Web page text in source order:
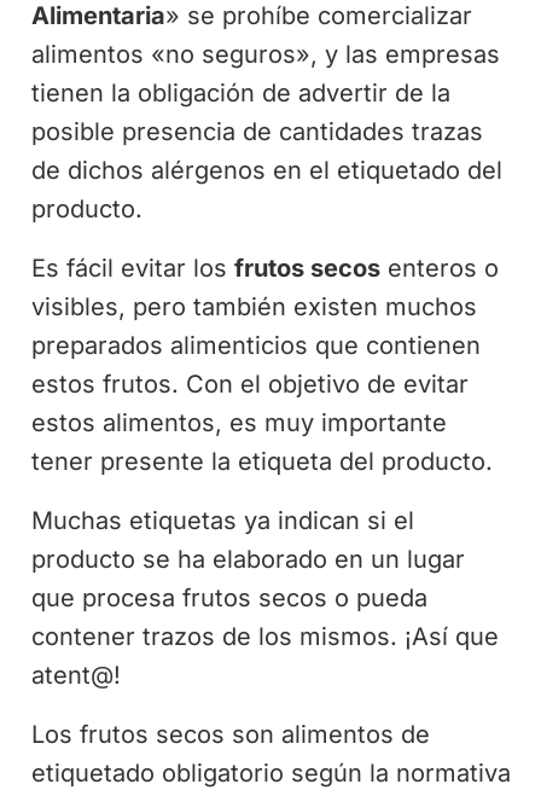
Alimentaria» se prohíbe comercializar
alimentos «no seguros», y las empresas
tienen la obligación de advertir de la
posible presencia de cantidades trazas
de dichos alérgenos en el etiquetado del
producto.
Es fácil evitar los frutos secosenteros o
visibles, pero también existen muchos
preparados alimenticios que contienen
estos frutos. Con el objetivo de evitar
estos alimentos, es muy importante
tener presente la etiqueta del producto.
Muchas etiquetas ya indican si el
producto se ha elaborado en un lugar
que procesa frutos secos o pueda
contener trazos de los mismos. ¡Así que
atent@!
Los frutos secos son alimentos de
etiquetado obligatorio según la normativa